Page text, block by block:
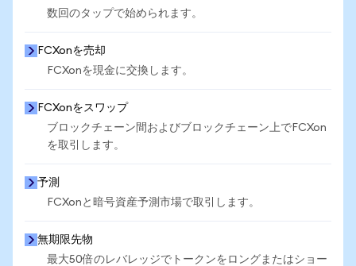
数回のタップで始められます。
FCXonを売却
FCXonを現金に交換します。
FCXonをスワップ
ブロックチェーン間およびブロックチェーン上でFCXon
を取引します。
予測
FCXonと暗号資産予測市場で取引します。
無期限先物
最大50倍のレバレッジでトークンをロングまたはショー